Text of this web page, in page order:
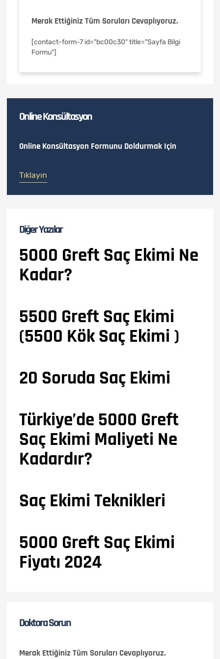
Merak Ettiğiniz Tüm Soruları Cevaplıyoruz.
[contact-form-7 id="bc00c30" title="Sayfa Bilgi
Formu"]
Online Konsültasyon
Online Konsültasyon Formunu Doldurmak Için
Tıklayın
Diğer Yazılar
5000 Greft Saç Ekimi Ne
Kadar?
5500 Greft Saç Ekimi
(5500 Kök Saç Ekimi )
20 Soruda Saç Ekimi
Türkiye’de 5000 Greft
Saç Ekimi Maliyeti Ne
Kadardır?
Saç Ekimi Teknikleri
5000 Greft Saç Ekimi
Fiyatı 2024
Doktora Sorun
Merak Ettiğiniz Tüm Soruları Cevaplıyoruz.